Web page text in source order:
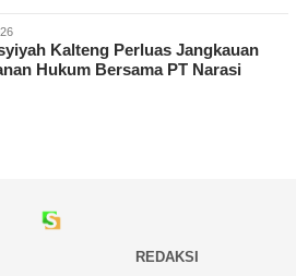
Kalteng Perluas Jangkauan
Hukum Bersama PT Narasi
REDAKSI